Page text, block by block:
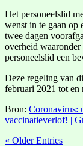
Het personeelslid
wenst in te gaan op
twee dagen
overheid waaronder
personeelslid een
Deze regeling van
februari 2021 tot en
Bron: Coronavirus:
vaccinatieverlof! |
« Older Entries